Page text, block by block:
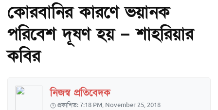
কোরবানির কারণে ভয়ানক
পরিবেশ দূষণ হয় – শাহরিয়ার
কবির
নিজস্ব প্রতিবেদক
প্রকাশিত: 7:18 PM, November 25, 2018